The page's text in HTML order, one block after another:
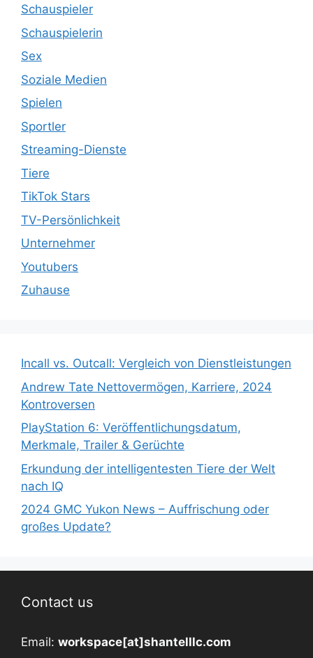
Schauspieler
Schauspielerin
Sex
Soziale Medien
Spielen
Sportler
Streaming-Dienste
Tiere
TikTok Stars
TV-Persönlichkeit
Unternehmer
Youtubers
Zuhause
Incall vs. Outcall: Vergleich von Dienstleistungen
Andrew Tate Nettovermögen, Karriere, 2024
Kontroversen
PlayStation 6: Veröffentlichungsdatum,
Merkmale, Trailer & Gerüchte
Erkundung der intelligentesten Tiere der Welt
nach IQ
2024 GMC Yukon News – Auffrischung oder
großes Update?
Contact us
Email: workspace[at]shantelllc.com